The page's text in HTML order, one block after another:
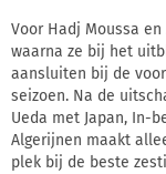
Voor Hadj Moussa
waarna ze bij het
aansluiten bij de
seizoen. Na de
Ueda met Japan, In-
Algerijnen maakt
plek bij de beste